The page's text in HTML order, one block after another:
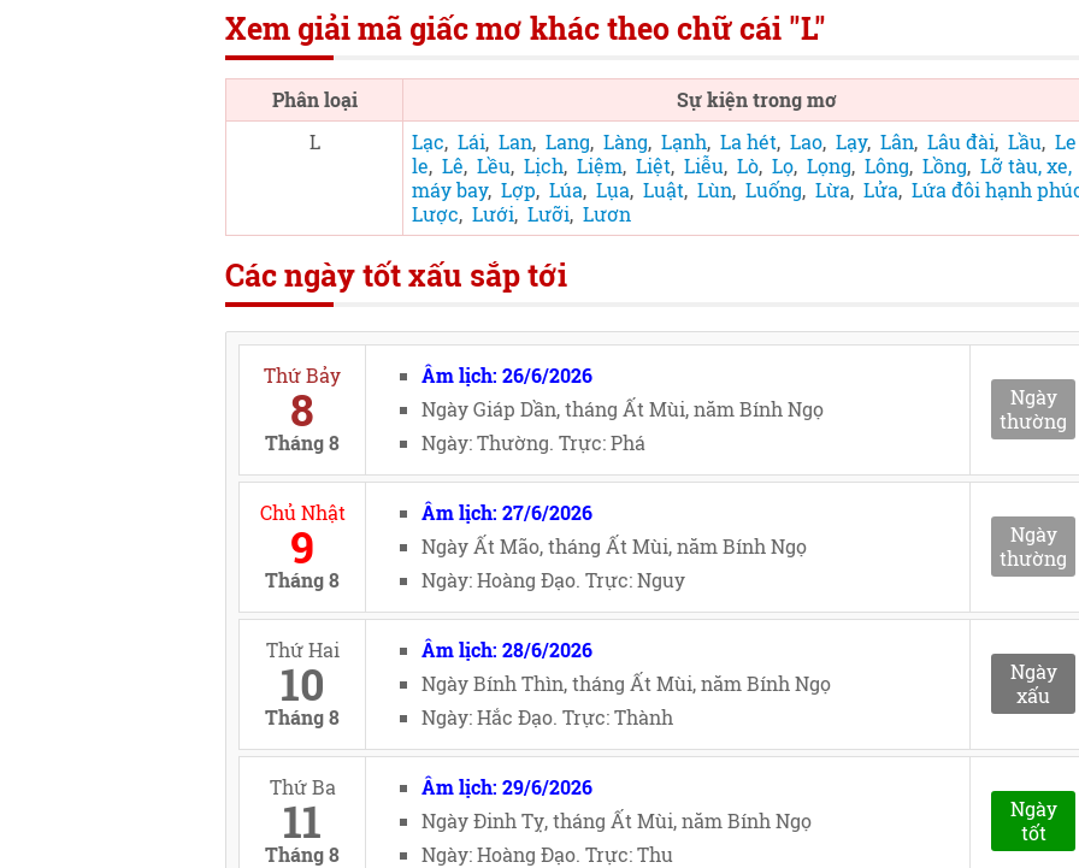
Xem giải mã giấc mơ khác theo chữ cái "L"
Phân loại
Sự kiện trong mơ
L
Lạc, Lái, Lan, Lang, Làng, Lạnh, La hét, Lao, Lạy, Lân, Lâu đài, Lầu, Le
le, Lê, Lều, Lịch, Liệm, Liệt, Liễu, Lò, Lọ, Lọng, Lông, Lồng, Lỡ tàu, xe,
máy bay, Lợp, Lúa, Lụa, Luật, Lùn, Luống, Lừa, Lửa, Lứa đôi hạnh
Lược, Lưới, Lưỡi, Lươn
Các ngày tốt xấu sắp tới
Thứ Bảy
8
Tháng 8
Âm lịch: 26/6/2026
Ngày Giáp Dần, tháng Ất Mùi, năm Bính Ngọ
Ngày: Thường. Trực: Phá
Ngày
thường
Chủ Nhật
9
Tháng 8
Âm lịch: 27/6/2026
Ngày Ất Mão, tháng Ất Mùi, năm Bính Ngọ
Ngày: Hoàng Đạo. Trực: Nguy
Ngày
thường
Thứ Hai
10
Tháng 8
Âm lịch: 28/6/2026
Ngày Bính Thìn, tháng Ất Mùi, năm Bính Ngọ
Ngày: Hắc Đạo. Trực: Thành
Ngày
xấu
Thứ Ba
11
Tháng 8
Âm lịch: 29/6/2026
Ngày Đinh Tỵ, tháng Ất Mùi, năm Bính Ngọ
Ngày: Hoàng Đạo. Trực: Thu
Ngày
tốt